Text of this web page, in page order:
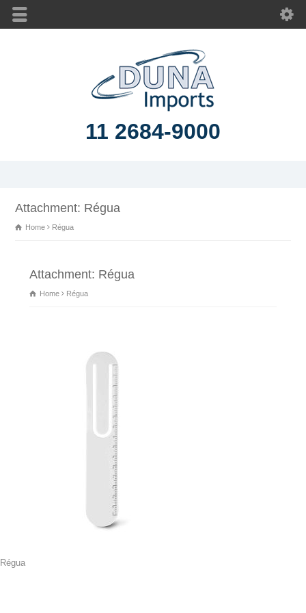
11 2684-9000
Attachment: Régua
Home Régua
Attachment: Régua
Home Régua
Régua